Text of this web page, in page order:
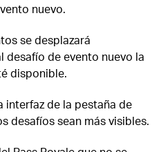
nuevo.
se desplazará
desafío de evento nuevo la
disponible.
interfaz de la pestaña de
desafíos sean más visibles.